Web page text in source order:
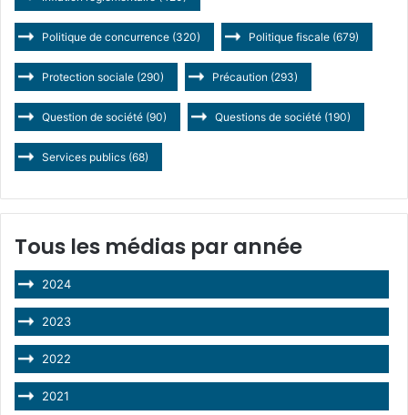
Politique de concurrence (320) Politique fiscale (679)
Protection sociale (290) Précaution (293)
Question de société (90) Questions de société (190)
Services publics (68)
Tous les médias par année
2024
2023
2022
2021